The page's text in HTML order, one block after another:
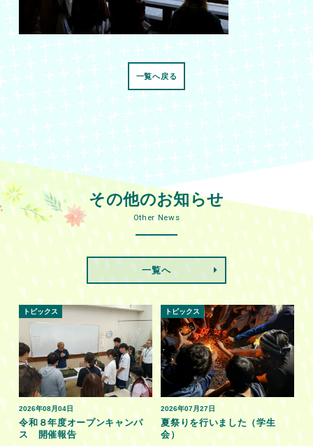
一覧へ戻る
その他のお知らせ
Other News
一覧へ
2026年08月04日
トピックス
令和８年度オープンキャンパ
ス 開催報告
2026年07月27日
トピックス
夏祭りを行いました（学生
会）